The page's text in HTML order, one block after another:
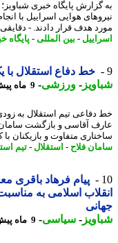
پایگاه خبری شباویز؛
هوایی اسراییل با
هدف قرار دادند. - دقایقی
-بین المللی-پایگاه خبری
خط دفاع استقلال با یک
-ورزشی-9 ماه پیش - جمعه 16 آبان 1404، 14:47
تیم استقلال به زودی
آقاسی و بازگشت سامان
متفاوت و بازیکنان با
فلاح -استقلال-تیم استقلال
پیام فرهاد باقری
اسلامی به مناسبت
-سیاسی-9 ماه پیش - دوشنبه 12 آبان 1404، 23:37